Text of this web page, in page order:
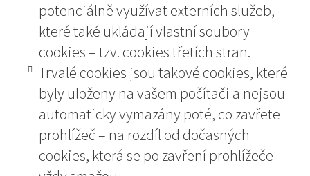
potenciálně využívat externích služeb,
které také ukládají vlastní soubory
cookies – tzv. cookies třetích stran.
Trvalé cookies jsou takové cookies, které
byly uloženy na vašem počítači a nejsou
automaticky vymazány poté, co zavřete
prohlížeč – na rozdíl od dočasných
cookies, která se po zavření prohlížeče